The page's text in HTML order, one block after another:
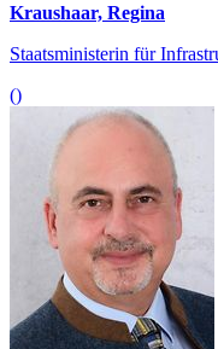
Kraushaar, Regina
Staatsministerin für
()